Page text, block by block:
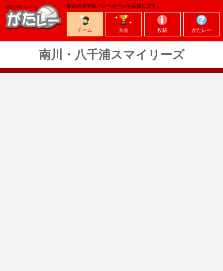
新潟の小学生バレーボールを応援します。
チーム 大会 投稿 がたレー
南川・八千浦スマイリーズ